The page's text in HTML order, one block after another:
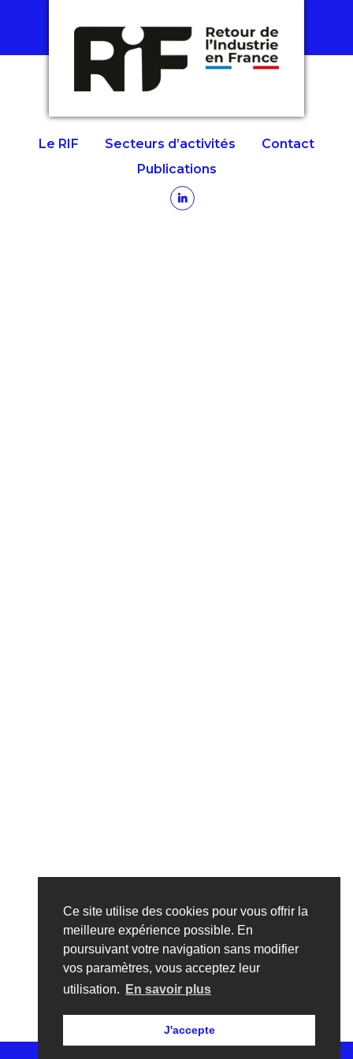
Ce site utilise des cookies pour vous offrir la
meilleure expérience possible. En
poursuivant votre navigation sans modifier
vos paramètres, vous acceptez leur
utilisation.
En savoir plus
J'accepte
Le RIF Secteurs d’activités
Contact
Publications